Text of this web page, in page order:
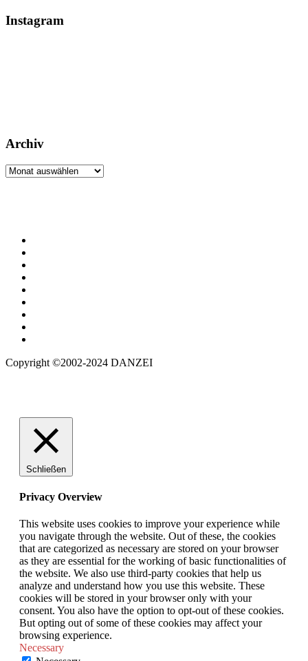
Instagram
Archiv
Archiv
Copyright ©2002-2024 DANZEI
Schließen
Privacy Overview
This website uses cookies to improve your experience while
you navigate through the website. Out of these, the cookies
that are categorized as necessary are stored on your browser
as they are essential for the working of basic functionalities of
the website. We also use third-party cookies that help us
analyze and understand how you use this website. These
cookies will be stored in your browser only with your
consent. You also have the option to opt-out of these cookies.
But opting out of some of these cookies may affect your
browsing experience.
Necessary